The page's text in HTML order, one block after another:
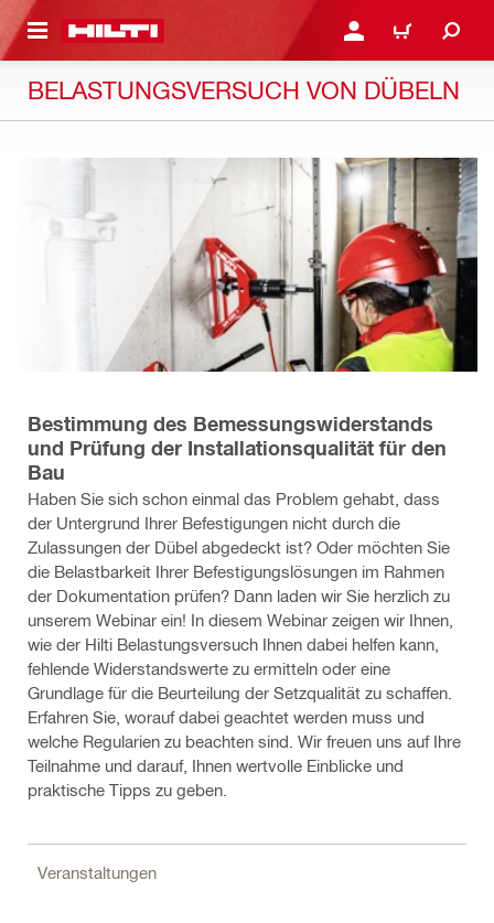
ANMELDEN ODER
WARENKORB
BELASTUNGSVERSUCH VON DÜBELN
Bestimmung des Bemessungswiderstands
und Prüfung der Installationsqualität für den
Bau
Haben Sie sich schon einmal das Problem gehabt, dass
der Untergrund Ihrer Befestigungen nicht durch die
Zulassungen der Dübel abgedeckt ist? Oder möchten Sie
die Belastbarkeit Ihrer Befestigungslösungen im Rahmen
der Dokumentation prüfen? Dann laden wir Sie herzlich zu
unserem Webinar ein! In diesem Webinar zeigen wir Ihnen,
wie der Hilti Belastungsversuch Ihnen dabei helfen kann,
fehlende Widerstandswerte zu ermitteln oder eine
Grundlage für die Beurteilung der Setzqualität zu schaffen.
Erfahren Sie, worauf dabei geachtet werden muss und
welche Regularien zu beachten sind. Wir freuen uns auf Ihre
Teilnahme und darauf, Ihnen wertvolle Einblicke und
praktische Tipps zu geben.
Veranstaltungen